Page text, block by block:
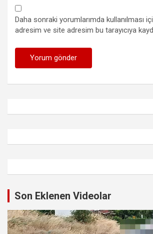
Daha sonraki yorumlarımda kullanılması
adresim ve site adresim bu tarayıcıya
Son Eklenen Videolar